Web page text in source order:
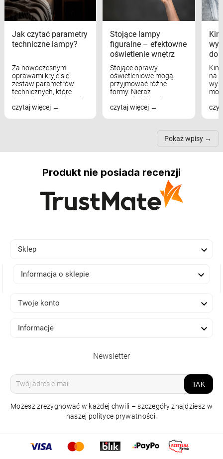
Jak czytać parametry
techniczne lampy?
Za nowoczesnymi
oprawami kryje się
zestaw parametrów
technicznych, które
bezpośrednio wpływają
na komfort widzenia,
czytaj więcej
Stojące lampy
figuralne – efektowne
oświetlenie wnętrz
Stojące oprawy
oświetleniowe mogą
przyjmować różne
formy. Nieraz
wspominaliśmy już
modele na łukowych
nich może przydać się w
czytaj więcej
na
Pokaż wpisy
Produkt nie posiada recenzji
Sklep 
Informacja o sklepie 
Twoje konto 
Informacje 
Newsletter
TAK
Możesz zrezygnować w każdej chwili – szczegóły znajdziesz w
naszej polityce prywatności.